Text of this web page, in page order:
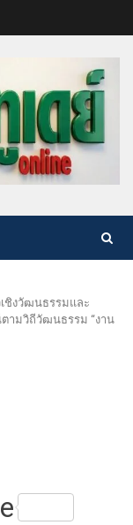
ชิงวัฒนธรรมและ
ามวิถีวัฒนธรรม “งาน